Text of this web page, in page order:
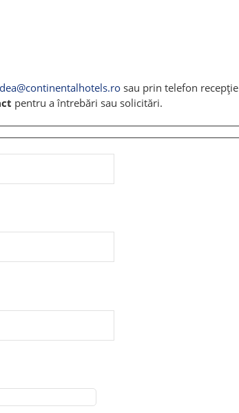
sau prin telefon recepție
pentru a întrebări sau solicitări.